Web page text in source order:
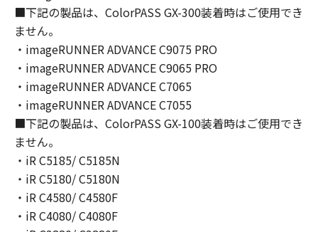
３．著作権表示
お客様は、「本ソフトウェア」に含まれるキヤ
ノンまたはキヤノンのライセンサーの著作権表
示を変更し、除去しもしくは削除してはなりま
せん。
４．所有権
「本ソフトウェア」に係る権原および所有権
は、その内容によりキヤノンまたはキヤノンの
ライセンサーに帰属します。
５．輸出
お客様は、日本国政府または関連する外国政府
より必要な許可等を得ることなしに、「本ソフ
トウェア」の全部または一部を、直接または間
■下記の製品は、ColorPASS GX-300装着時はご使用でき
ません。
・imageRUNNER ADVANCE C9075 PRO
・imageRUNNER ADVANCE C9065 PRO
・imageRUNNER ADVANCE C7065
・imageRUNNER ADVANCE C7055
■下記の製品は、ColorPASS GX-100装着時はご使用でき
ません。
・iR C5185/ C5185N
・iR C5180/ C5180N
・iR C4580/ C4580F
・iR C4080/ C4080F